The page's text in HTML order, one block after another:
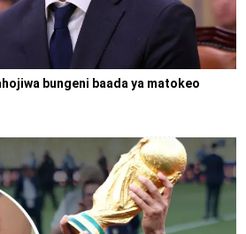
bungeni baada ya matokeo